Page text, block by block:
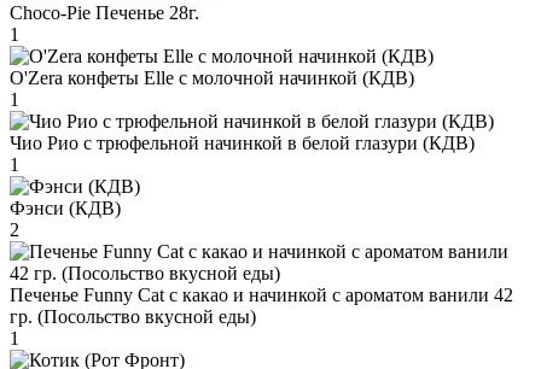
Choco-Pie Печенье 28г.
1
O'Zera конфеты Elle с молочной начинкой (КДВ)
1
Чио Рио с трюфельной начинкой в белой глазури (КДВ)
1
Фэнси (КДВ)
2
Печенье Funny Сat с какао и начинкой с ароматом ванили 42
гр. (Посольство вкусной еды)
1